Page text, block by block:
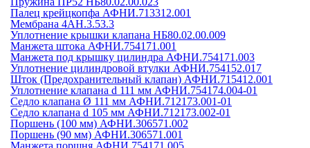
Палец крейцкопфа АФНИ.713312.001
Мембрана 4АН.3.53.3
Уплотнение крышки клапана НБ80.02.00.009
Манжета штока АФНИ.754171.001
Манжета под крышку цилиндра АФНИ.754171.003
Уплотнение цилиндровой втулки АФНИ.754152.017
Шток (Предохранительный клапан) АФНИ.715412.001
Уплотнение клапана d 111 мм АФНИ.754174.004-01
Седло клапана Ø 111 мм АФНИ.712173.001-01
Седло клапана d 105 мм АФНИ.712173.002-01
Поршень (100 мм) АФНИ.306571.002
Поршень (90 мм) АФНИ.306571.001
Манжета поршня АФНИ.754171.005